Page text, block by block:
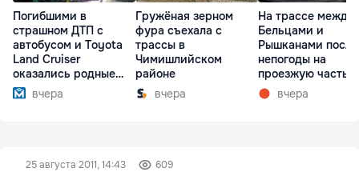
Погибшими в
страшном ДТП с
автобусом и Toyota
Land Cruiser
оказались родные
братьявчера
Гружёная зерном
фура съехала с
трассы в
Чимишлийском
районе
вчера
На трассе между
Бельцами и
Рышканами после
непогоды на
проезжую часть
упали деревья
вчера
25 августа 2011, 14:43 609